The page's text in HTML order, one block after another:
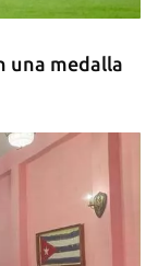
las
una medalla